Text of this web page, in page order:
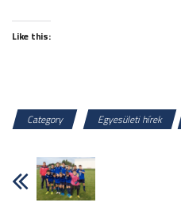
Like this:
Category Egyesületi hírek